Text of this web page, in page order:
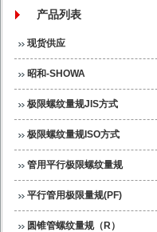
产品列表
现货供应
昭和-SHOWA
极限螺纹量规JIS方式
极限螺纹量规ISO方式
管用平行极限螺纹量规
平行管用极限量规(PF)
圆锥管螺纹量规（R）